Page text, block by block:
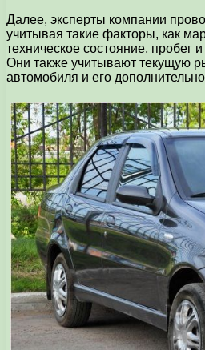
Далее, эксперты компании
учитывая такие факторы, как
техническое состояние, пробег
Они также учитывают текущую
автомобиля и его